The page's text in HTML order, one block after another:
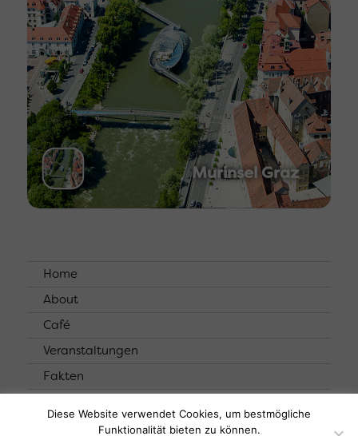
Murinsel Graz
Home
About
Café
Veranstaltungen
Fakten
Diese Website verwendet Cookies, um bestmögliche
Funktionalität bieten zu können.